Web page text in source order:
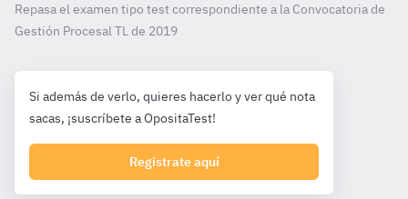
Repasa el examen tipo test correspondiente a la Convocatoria de
Gestión Procesal TL de 2019
Si además de verlo, quieres hacerlo y ver qué nota
sacas, ¡suscríbete a OpositaTest!
Registrate aquí